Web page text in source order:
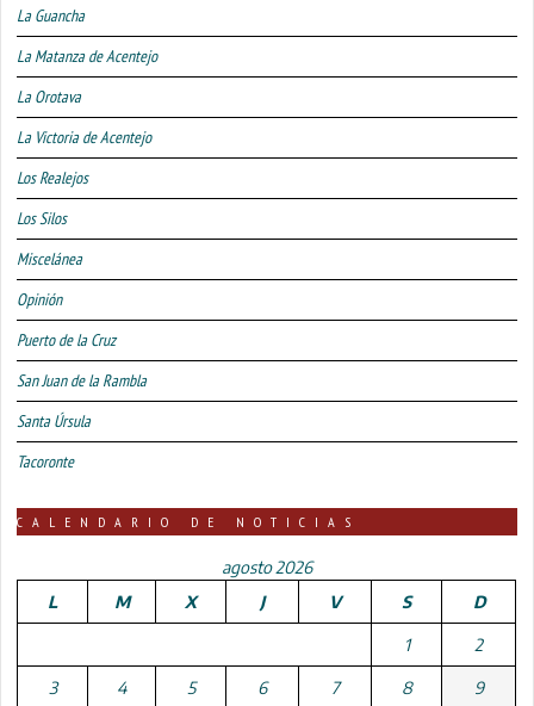
La Guancha
La Matanza de Acentejo
La Orotava
La Victoria de Acentejo
Los Realejos
Los Silos
Miscelánea
Opinión
Puerto de la Cruz
San Juan de la Rambla
Santa Úrsula
Tacoronte
CALENDARIO DE NOTICIAS
agosto 2026
L
M X J V S D
1 2
3 4 5 6 7 8 9